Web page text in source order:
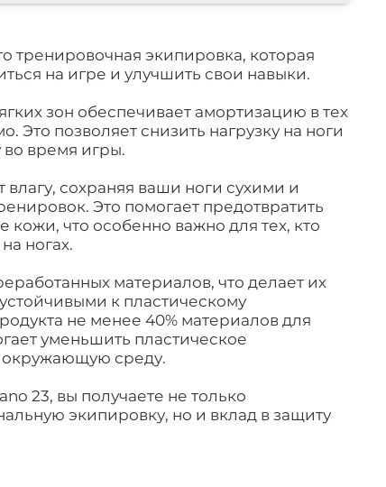
тренировочная экипировка, которая
на игре и улучшить свои навыки.
зон обеспечивает амортизацию в тех
Это позволяет снизить нагрузку на ноги
время игры.
сохраняя ваши ноги сухими и
Это помогает предотвратить
что особенно важно для тех, кто
ногах.
материалов, что делает их
к пластическому
не менее 40% материалов для
уменьшить пластическое
окружающую среду.
23, вы получаете не только
экипировку, но и вклад в защиту